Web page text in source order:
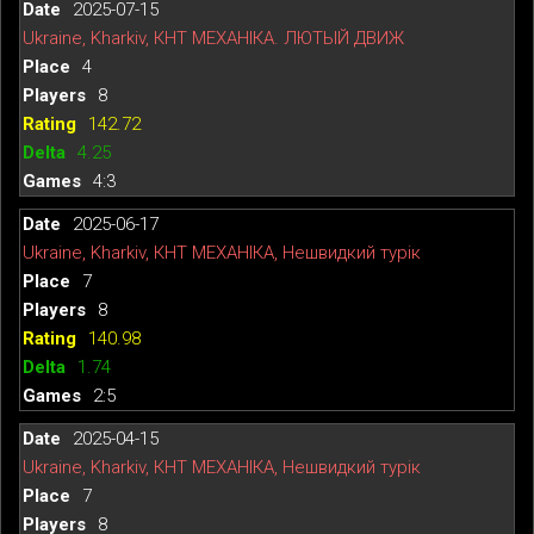
2025-07-15
Ukraine, Kharkiv, КНТ МЕХАНІКА. ЛЮТЫЙ ДВИЖ
4
8
142.72
4.25
4:3
2025-06-17
Ukraine, Kharkiv, КНТ МЕХАНІКА, Нешвидкий турік
7
8
140.98
1.74
2:5
2025-04-15
Ukraine, Kharkiv, КНТ МЕХАНІКА, Нешвидкий турік
7
8